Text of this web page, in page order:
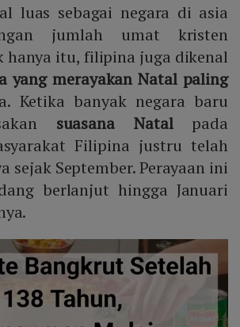
luas sebagai negara di asia
jumlah umat kristen
hanya itu, filipina juga dikenal
yang merayakan Natal paling
Ketika banyak negara baru
suasana Natalpada
Filipina justru telah
sejak September. Perayaan ini
berlanjut hingga Januari